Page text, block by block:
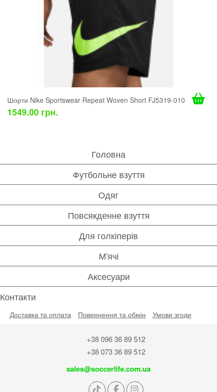
Шорти Nike Sportswear Repeat Woven Short FJ5319-010
1549.00 грн.
Головна
Футбольне взуття
Одяг
Повсякденне взуття
Для голкіперів
М'ячі
Аксесуари
Контакти
Доставка та оплата Повернення та обмін Умови згоди
+38 096 36 89 512
+38 073 36 89 512
sales@soccerlife.com.ua